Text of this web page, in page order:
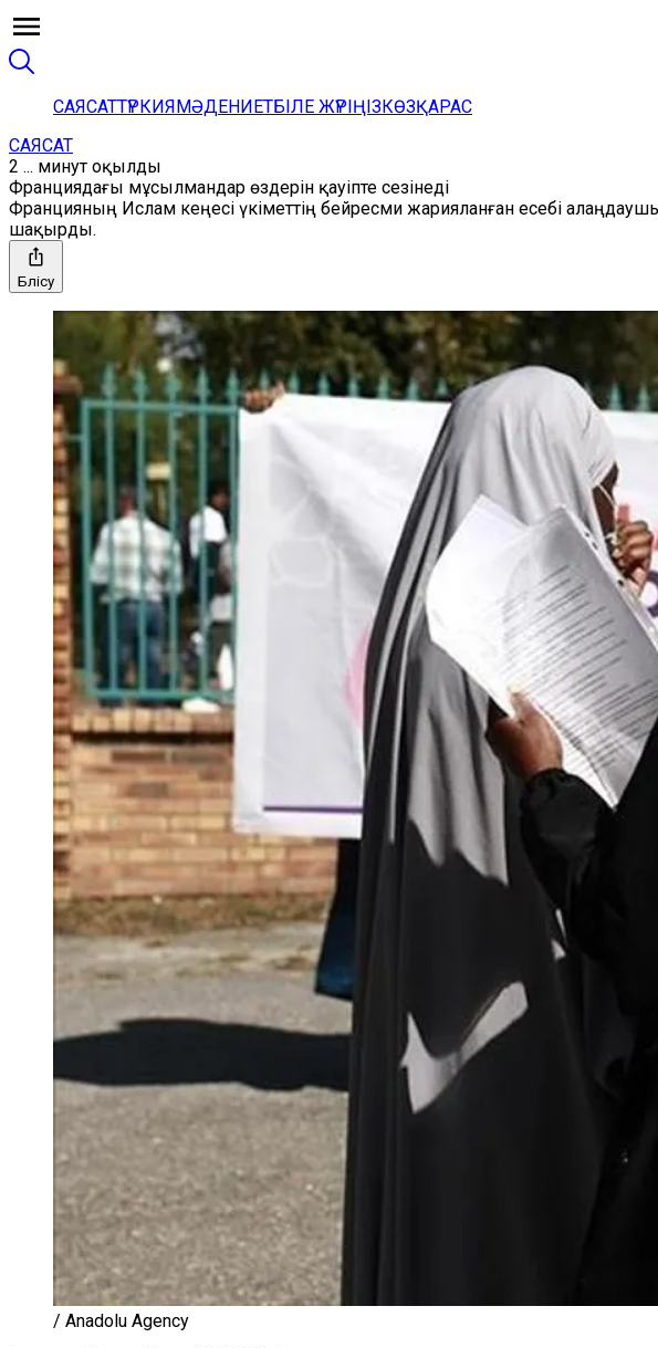
САЯСАТТҮРКИЯМӘДЕНИЕТБІЛЕ ЖҮРІҢІЗКӨЗҚАРАС
САЯСАТ
2 ... минут оқылды
Франциядағы мұсылмандар өздерін қауіпте сезінеді
Францияның Ислам кеңесі үкіметтің бейресми жарияланған есебі
шақырды.
Бөлісу
/ Anadolu Agency